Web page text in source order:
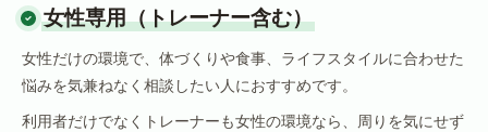
女性専用（トレーナー含む）
女性だけの環境で、体づくりや食事、ライフスタイルに合わせた
悩みを気兼ねなく相談したい人におすすめです。
利用者だけでなくトレーナーも女性の環境なら、周りを気にせず